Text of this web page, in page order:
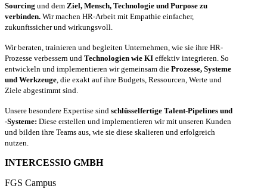
Sourcing und dem Ziel, Mensch, Technologie und Purpose zu
verbinden. Wir machen HR-Arbeit mit Empathie einfacher,
zukunftssicher und wirkungsvoll.
Wir beraten, trainieren und begleiten Unternehmen, wie sie ihre HR-
Prozesse verbessern und Technologien wie KI effektiv integrieren. So
entwickeln und implementieren wir gemeinsam die Prozesse, Systeme
und Werkzeuge , die exakt auf ihre Budgets, Ressourcen, Werte und
Ziele abgestimmt sind.
Unsere besondere Expertise sind schlüsselfertige Talent-Pipelines und
-Systeme: Diese erstellen und implementieren wir mit unseren Kunden
und bilden ihre Teams aus, wie sie diese skalieren und erfolgreich
nutzen.
INTERCESSIO GMBH
FGS Campus